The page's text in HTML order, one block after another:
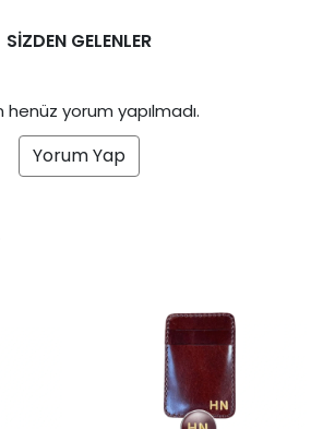
SİZDEN GELENLER
henüz yorum yapılmadı.
Yorum Yap